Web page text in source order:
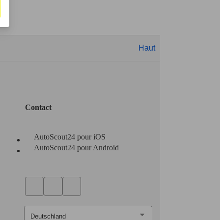
Haut
Contact
AutoScout24 pour iOS
AutoScout24 pour Android